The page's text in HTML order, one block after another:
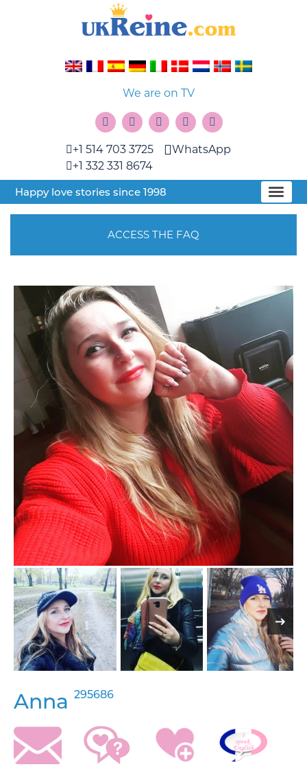
We are on TV
+1 514 703 3725
+1 332 331 8674
WhatsApp
Happy love stories since 1998
ACCESS THE FAQ
Anna 295686